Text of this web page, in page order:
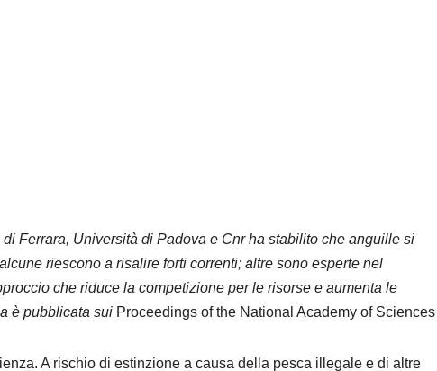
Ferrara, Università di Padova e Cnr ha stabilito che anguille si
riescono a risalire forti correnti; altre sono esperte nel
che riduce la competizione per le risorse e aumenta le
è pubblicata sui Proceedings of the National Academy of Sciences
A rischio di estinzione a causa della pesca illegale e di altre